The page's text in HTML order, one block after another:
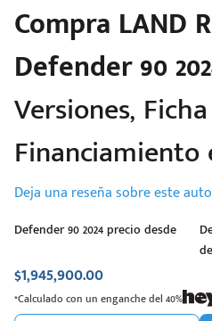
Compra LAND
Defender 90
Versiones,
Financiamiento
Deja una reseña sobre este auto
Defender 90 2024 precio desde
$1,945,900.00
*Calculado con un enganche del 40%